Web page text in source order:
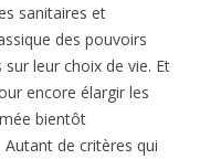
sanitaires et
des pouvoirs
leur choix de vie. Et
encore élargir les
bientôt
de critères qui